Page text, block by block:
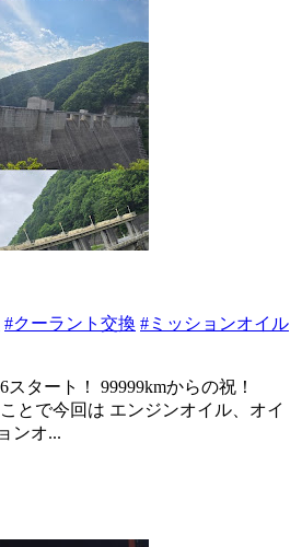
#クーラント交換 #ミッションオイル
タート！ 99999kmからの祝！
とで今回は エンジンオイル、オイ
ンオ...